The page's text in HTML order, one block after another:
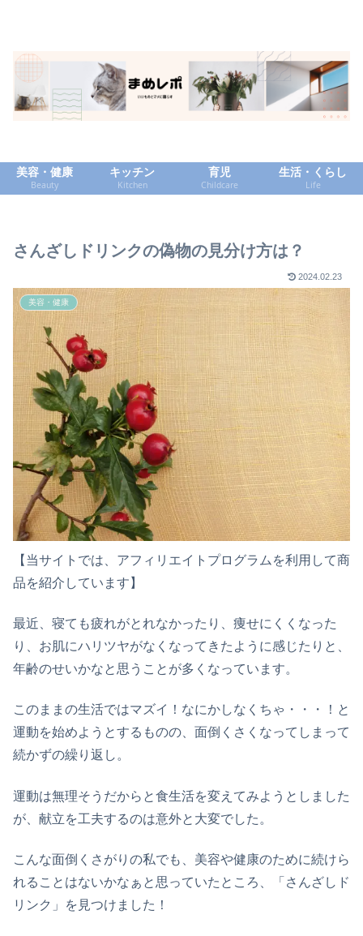
美容・健康
Beauty
キッチン
Kitchen
育児
Childcare
生活・くらし
Life
さんざしドリンクの偽物の見分け方は？
2024.02.23
美容・健康
【当サイトでは、アフィリエイトプログラムを利用して商
品を紹介しています】
最近、寝ても疲れがとれなかったり、痩せにくくなった
り、お肌にハリツヤがなくなってきたように感じたりと、
年齢のせいかなと思うことが多くなっています。
このままの生活ではマズイ！なにかしなくちゃ・・・！と
運動を始めようとするものの、面倒くさくなってしまって
続かずの繰り返し。
運動は無理そうだからと食生活を変えてみようとしました
が、献立を工夫するのは意外と大変でした。
こんな面倒くさがりの私でも、美容や健康のために続けら
れることはないかなぁと思っていたところ、「さんざしド
リンク」を見つけました！